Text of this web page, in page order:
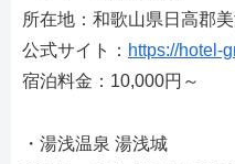
所在地：和歌山県日高郡
公式サイト： https://hotel-
宿泊料金：10,000円～
・湯浅温泉 湯浅城